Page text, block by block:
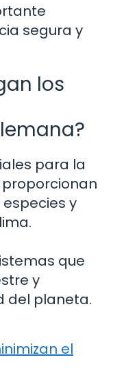
segura y
los
para la
y
que
y
del planeta.
el